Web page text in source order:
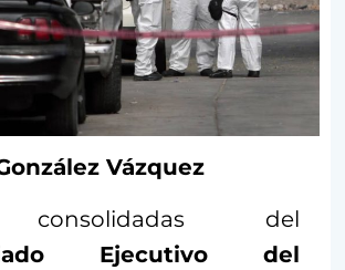
Vázquez
consolidadas del
Ejecutivo del